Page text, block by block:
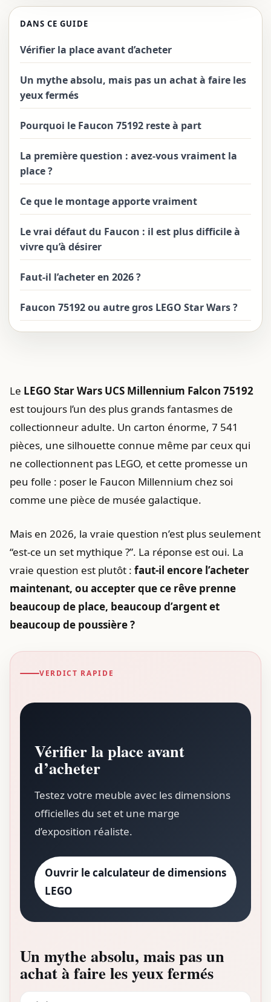
DANS CE GUIDE
Vérifier la place avant d’acheter
Un mythe absolu, mais pas un achat à faire les
yeux fermés
Pourquoi le Faucon 75192 reste à part
La première question : avez-vous vraiment la
place ?
Ce que le montage apporte vraiment
Le vrai défaut du Faucon : il est plus difficile à
vivre qu’à désirer
Faut-il l’acheter en 2026 ?
Faucon 75192 ou autre gros LEGO Star Wars ?
Le LEGO Star Wars UCS Millennium Falcon 75192
est toujours l’un des plus grands fantasmes de
collectionneur adulte. Un carton énorme, 7 541
pièces, une silhouette connue même par ceux qui
ne collectionnent pas LEGO, et cette promesse un
peu folle : poser le Faucon Millennium chez soi
comme une pièce de musée galactique.
Mais en 2026, la vraie question n’est plus seulement
“est-ce un set mythique ?”. La réponse est oui. La
vraie question est plutôt : faut-il encore l’acheter
maintenant, ou accepter que ce rêve prenne
beaucoup de place, beaucoup d’argent et
beaucoup de poussière ?
VERDICT RAPIDE
Vérifier la place avant
d’acheter
Testez votre meuble avec les dimensions
officielles du set et une marge
d’exposition réaliste.
Ouvrir le calculateur de dimensions
LEGO
Un mythe absolu, mais pas un
achat à faire les yeux fermés